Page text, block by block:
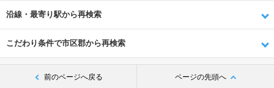
沿線・最寄り駅から再検索
こだわり条件で市区郡から再検索
前のページへ戻る ページの先頭へ